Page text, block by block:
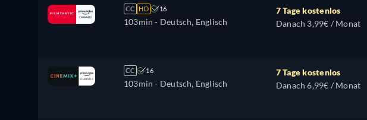
CC HD 16
103min - Deutsch, Englisch
7 Tage kostenlos
Danach 3,99€ / Monat
CC 16
103min - Deutsch, Englisch
7 Tage kostenlos
Danach 6,99€ / Monat